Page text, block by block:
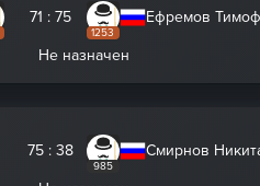
71 : 75
1253
Ефремов
Не назначен
75 : 38
985
Смирнов